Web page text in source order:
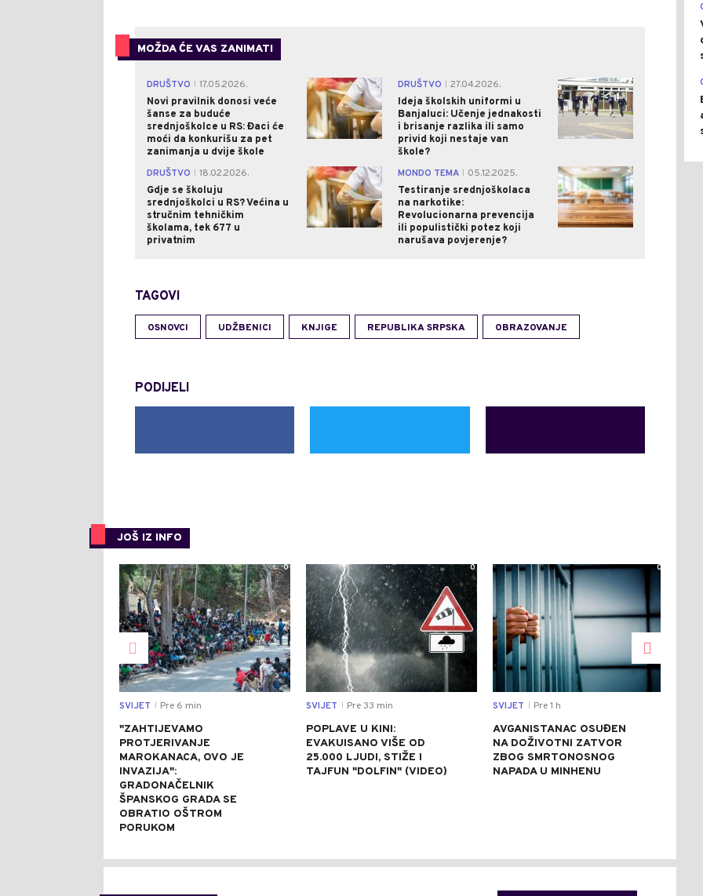
MOŽDA ĆE VAS ZANIMATI
DRUŠTVO
17.05.2026.
Novi pravilnik donosi veće
šanse za buduće
srednjoškolce u RS: Đaci će
moći da konkurišu za pet
zanimanja u dvije škole
0 DRUŠTVO
27.04.2026.
Ideja školskih uniformi u
Banjaluci: Učenje jednakosti
i brisanje razlika ili samo
privid koji nestaje van
škole?
2
DRUŠTVO
18.02.2026.
Gdje se školuju
srednjoškolci u RS? Većina u
stručnim tehničkim
školama, tek 677 u
privatnim
0 MONDO TEMA
05.12.2025.
Testiranje srednjoškolaca
na narkotike:
Revolucionarna prevencija
ili populistički potez koji
narušava povjerenje?
2
TAGOVI
OSNOVCI UDŽBENICI KNJIGE REPUBLIKA SRPSKA OBRAZOVANJE
PODIJELI
JOŠ IZ INFO
0
SVIJET Pre 6 min
"ZAHTIJEVAMO
PROTJERIVANJE
MAROKANACA, OVO JE
INVAZIJA":
GRADONAČELNIK
ŠPANSKOG GRADA SE
OBRATIO OŠTROM
PORUKOM
0
SVIJET Pre 33 min
POPLAVE U KINI:
EVAKUISANO VIŠE OD
25.000 LJUDI, STIŽE I
TAJFUN "DOLFIN" (VIDEO)
0
SVIJET Pre 1 h
AVGANISTANAC OSUĐEN
NA DOŽIVOTNI ZATVOR
ZBOG SMRTONOSNOG
NAPADA U MINHENU